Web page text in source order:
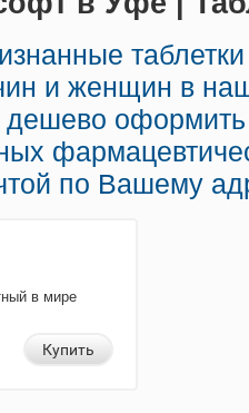
и женщин в
по Вашему
в мире
Купить